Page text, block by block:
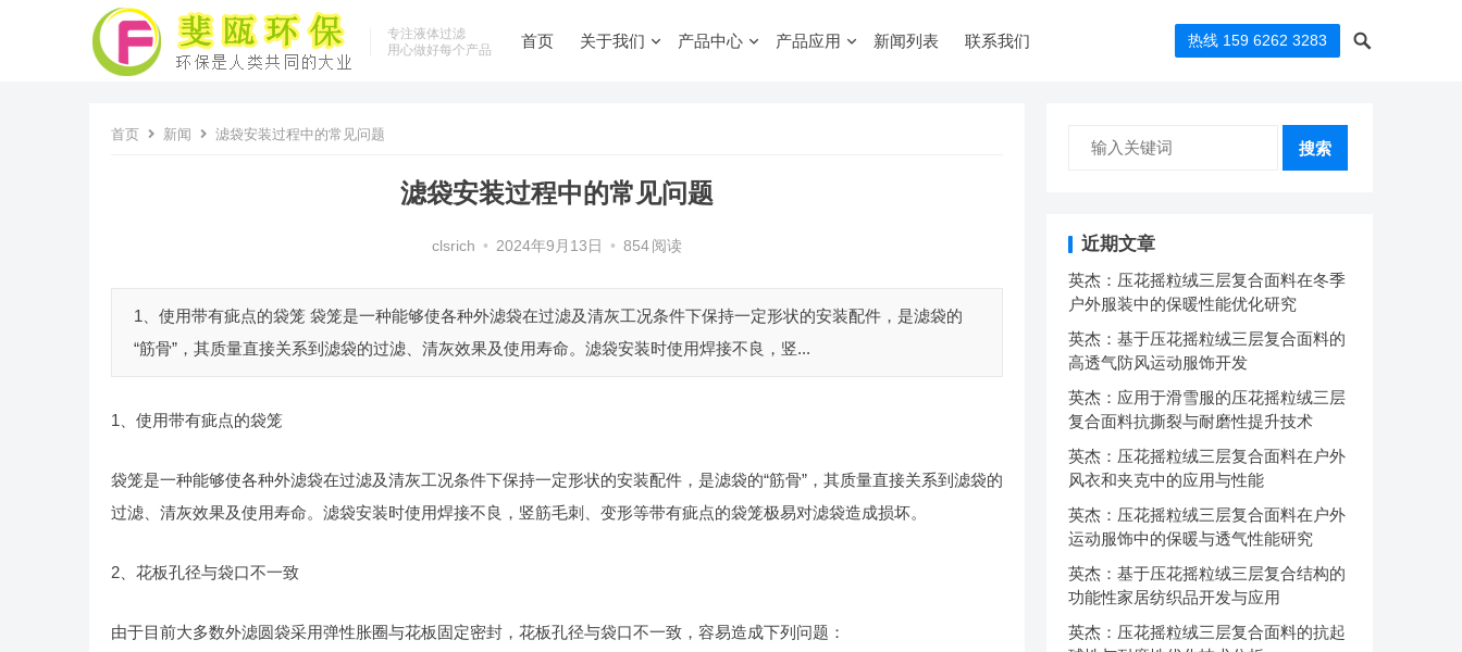
专注液体过滤
用心做好每个产品
首页 关于我们 产品中心 产品应用 新闻列表 联系我们 热线 159 6262 3283
首页 新闻 滤袋安装过程中的常见问题
滤袋安装过程中的常见问题
clsrich • 2024年9月13日 • 854 阅读
1、使用带有疵点的袋笼 袋笼是一种能够使各种外滤袋在过滤及清灰工况条件下保持一定形状的安装配件，是滤袋的
“筋骨”，其质量直接关系到滤袋的过滤、清灰效果及使用寿命。滤袋安装时使用焊接不良，竖...
1、使用带有疵点的袋笼
袋笼是一种能够使各种外滤袋在过滤及清灰工况条件下保持一定形状的安装配件，是滤袋的“筋骨”，其质量直接关系到滤袋的
过滤、清灰效果及使用寿命。滤袋安装时使用焊接不良，竖筋毛刺、变形等带有疵点的袋笼极易对滤袋造成损坏。
2、花板孔径与袋口不一致
由于目前大多数外滤圆袋采用弹性胀圈与花板固定密封，花板孔径与袋口不一致，容易造成下列问题：
搜索
近期文章
英杰：压花摇粒绒三层复合面料在冬季
户外服装中的保暖性能优化研究
英杰：基于压花摇粒绒三层复合面料的
高透气防风运动服饰开发
英杰：应用于滑雪服的压花摇粒绒三层
复合面料抗撕裂与耐磨性提升技术
英杰：压花摇粒绒三层复合面料在户外
风衣和夹克中的应用与性能
英杰：压花摇粒绒三层复合面料在户外
运动服饰中的保暖与透气性能研究
英杰：基于压花摇粒绒三层复合结构的
功能性家居纺织品开发与应用
英杰：压花摇粒绒三层复合面料的抗起